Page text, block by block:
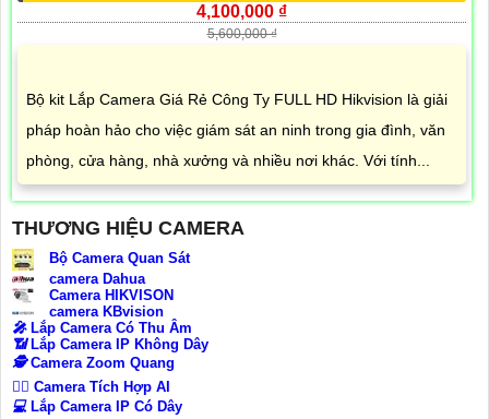
4,100,000 ₫
5,600,000 ₫
Bộ kit Lắp Camera Giá Rẻ Công Ty FULL HD Hikvision là giải
pháp hoàn hảo cho việc giám sát an ninh trong gia đình, văn
phòng, cửa hàng, nhà xưởng và nhiều nơi khác. Với tính...
THƯƠNG HIỆU CAMERA
Bộ Camera Quan Sát
camera Dahua
Camera HIKVISON
camera KBvision
️🎤️ Lắp Camera Có Thu Âm
📶 Lắp Camera IP Không Dây
🕵️Camera Zoom Quang
🧛‍♀️ Camera Tích Hợp AI
💻Lắp Camera IP Có Dây